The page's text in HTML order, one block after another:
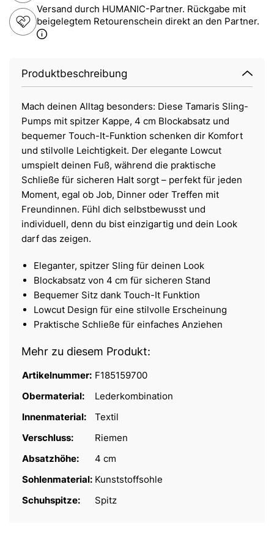
Versand durch HUMANIC-Partner. Rückgabe mit
beigelegtem Retourenschein direkt an den Partner.
Produktbeschreibung
Mach deinen Alltag besonders: Diese Tamaris Sling-
Pumps mit spitzer Kappe, 4 cm Blockabsatz und
bequemer Touch-It-Funktion schenken dir Komfort
und stilvolle Leichtigkeit. Der elegante Lowcut
umspielt deinen Fuß, während die praktische
Schließe für sicheren Halt sorgt – perfekt für jeden
Moment, egal ob Job, Dinner oder Treffen mit
Freundinnen. Fühl dich selbstbewusst und
individuell, denn du bist einzigartig und dein Look
darf das zeigen.
Eleganter, spitzer Sling für deinen Look
Blockabsatz von 4 cm für sicheren Stand
Bequemer Sitz dank Touch-It Funktion
Lowcut Design für eine stilvolle Erscheinung
Praktische Schließe für einfaches Anziehen
Mehr zu diesem Produkt:
Artikelnummer: F185159700
Obermaterial:
Lederkombination
Innenmaterial:
Textil
Verschluss:
Riemen
Absatzhöhe:
4 cm
Sohlenmaterial: Kunststoffsohle
Schuhspitze:
Spitz